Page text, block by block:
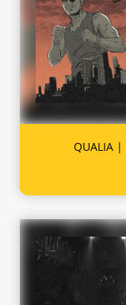
QUALIA |